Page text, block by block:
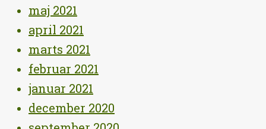
maj 2021
april 2021
marts 2021
februar 2021
januar 2021
december 2020